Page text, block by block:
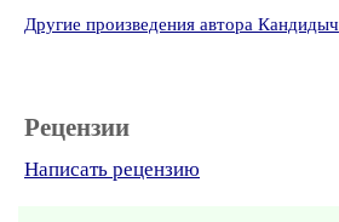
Другие произведения автора Кандидыч
Рецензии
Написать рецензию